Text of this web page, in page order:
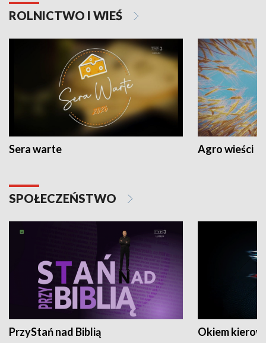
ROLNICTWO I WIEŚ
Sera warte Agro wieści
SPOŁECZEŃSTWO
PrzyStań nad Biblią Okiem